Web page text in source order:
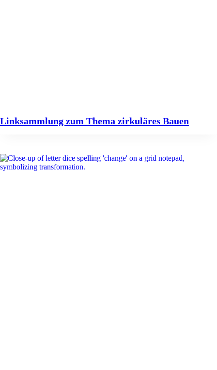
Linksammlung zum Thema zirkuläres Bauen